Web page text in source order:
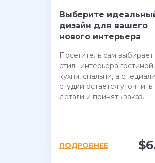
Выберите
дизайн для вашего
нового интерьера
Посетитель сам выбирает
стиль интерьера гостиной,
кухни, спальни, а
студии остается уточнить
детали и принять заказ.
ПОДРОБНЕЕ